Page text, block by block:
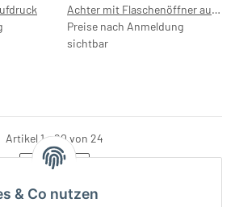
& Co nutzen
Achter mit Flaschenöffner aus
hochwertigem Aluminium,
Schlüsselring, 3407 – mit
Preise nach Anmeldung
sichtbar
Artikel 1 - 20 von 24
Seite1